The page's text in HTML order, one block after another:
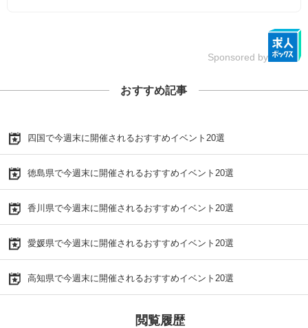
Sponsored by
おすすめ記事
四国で今週末に開催されるおすすめイベント20選
徳島県で今週末に開催されるおすすめイベント20選
香川県で今週末に開催されるおすすめイベント20選
愛媛県で今週末に開催されるおすすめイベント20選
高知県で今週末に開催されるおすすめイベント20選
閲覧履歴